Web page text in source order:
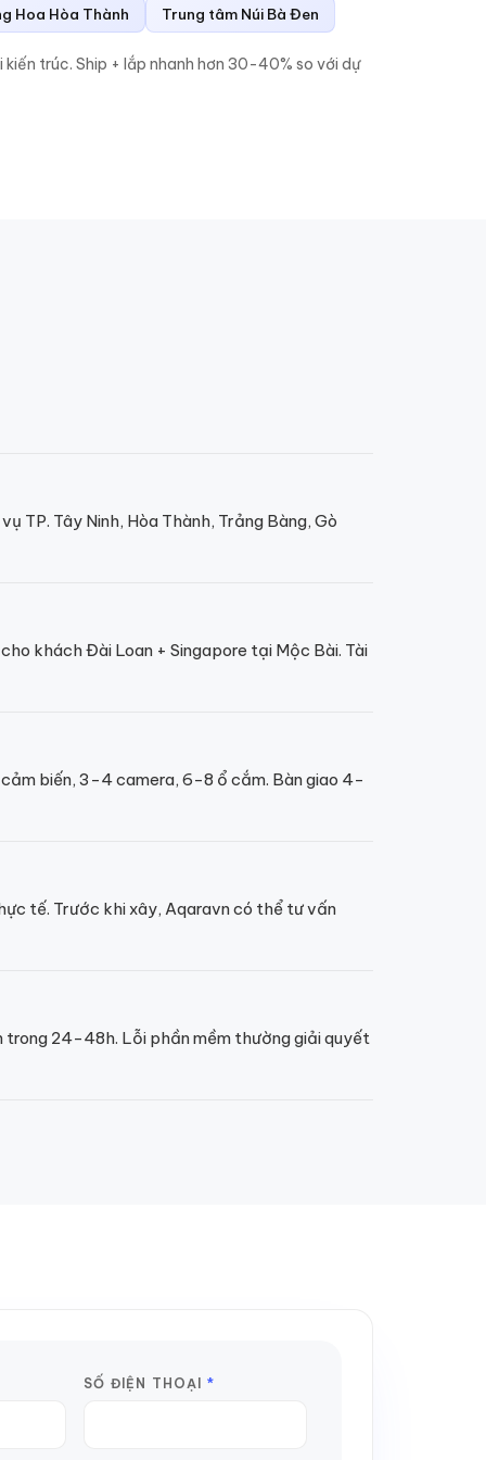
Hoa Hòa Thành Trung tâm Núi Bà Đen
trúc. Ship + lắp nhanh hơn 30-40% so với dự
TP. Tây Ninh, Hòa Thành, Trảng Bàng, Gò
khách Đài Loan + Singapore tại Mộc Bài. Tài
biến, 3-4 camera, 6-8 ổ cắm. Bàn giao 4-
tế. Trước khi xây, Aqaravn có thể tư vấn
trong 24-48h. Lỗi phần mềm thường giải quyết
SỐ ĐIỆN THOẠI *